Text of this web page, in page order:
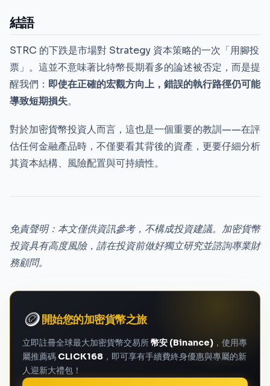
結語
STRC 的下跌是市場對 Strategy 資本策略的一次「用腳投
票」。這並不意味著比特幣長期看多的論述被否定，而是提
醒我們： 即使在正確的宏觀方向上，錯誤的執行路徑仍可能
導致短期損失。
對於加密貨幣投資人而言，這也是一個重要的教訓——在評
估任何金融產品時，不僅要看其背後的資產，更要仔細分析
其資本結構、風險配置與可持續性。
免責聲明：本文僅供資訊參考，不構成投資建議。加密貨幣
投資具有高度風險，請在投資前做好獨立研究並諮詢專業財
務顧問。
🪙開始您的加密貨幣之旅
立即註冊全球最大加密貨幣交易所幣安 (Binance) ，使用專
屬推薦碼 CLICK168 ，即可享有手續費終身優惠與專屬的新
人迎新大禮包！